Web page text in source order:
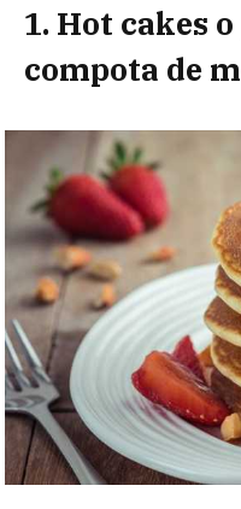
1. Hot cakes
compota de